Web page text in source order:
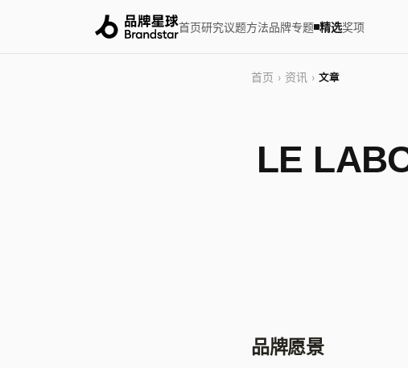
首页研究议题方法品牌专题 精选奖项
首页 › 资讯 › 文章
LE
品牌愿景